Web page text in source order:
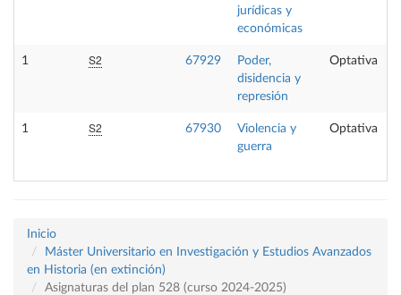
jurídicas y
económicas
1 S2 67929
Poder,
disidencia y
represión
Optativa
1 S2 67930
Violencia y
guerra
Optativa
Inicio
Máster Universitario en Investigación y Estudios Avanzados
en Historia (en extinción)
Asignaturas del plan 528 (curso 2024-2025)